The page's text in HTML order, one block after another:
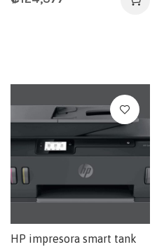
HP impresora smart tank